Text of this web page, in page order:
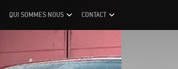
QUI SOMMES NOUS CONTACT